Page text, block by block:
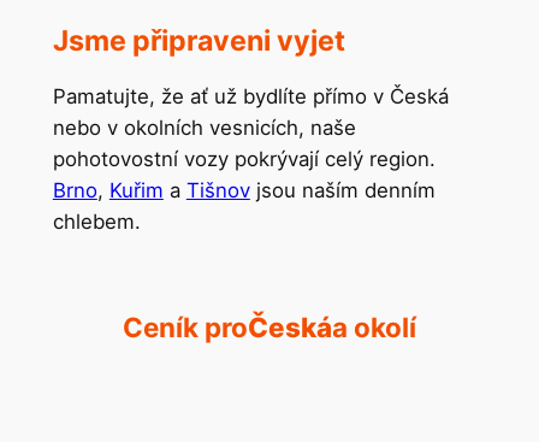
Jsme připraveni vyjet
Pamatujte, že ať už bydlíte přímo v Česká
nebo v okolních vesnicích, naše
pohotovostní vozy pokrývají celý region.
Brno, Kuřim a Tišnovjsou naším denním
chlebem.
Ceník proČeskáa okolí